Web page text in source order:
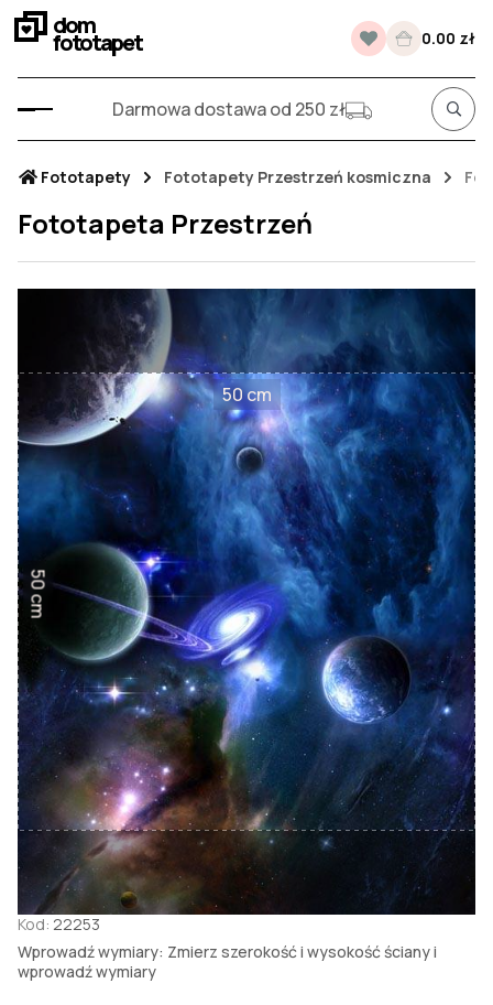
dom
fototapet 0.00 zł
Darmowa dostawa od 250 zł
Fototapety Fototapety Przestrzeń kosmiczna
Fototapeta Przestrzeń
50 cm
50 cm
Kod: 22253
Wprowadź wymiary: Zmierz szerokość i wysokość ściany i
wprowadź wymiary